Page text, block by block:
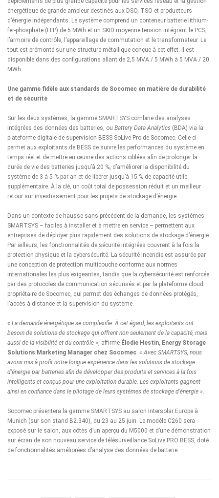
énergétique de grande ampleur destinés aux DSO, TSO et producteurs
d’énergie indépendants. Le système comprend un conteneur batterie lithium-
fer-phosphate (LFP) de 5 MWh et un SKID moyenne tension intégrant le PCS,
l’armoire de contrôle, l’appareillage de commutation et le transformateur. Le
tout est prémonté sur une structure métallique conçue à cet effet. Il est
disponible dans des configurations allant de 2,5 MVA / 5 MWh à 5 MVA / 20
MWh.
Une gamme fidèle aux standards de Socomec en matière de durabilité
et de sécurité
Sur les deux systèmes, la gamme SMARTSYS combine des analyses
intégrées des données des batteries, ou Battery Data Analytics (BDA) via la
plateforme digitale de supervision BESS SoLive Pro de Socomec. Celle-ci
permet aux exploitants de BESS de suivre les performances du système en
temps réel et de mettre en œuvre des actions ciblées afin de prolonger la
durée de vie des batteries jusqu’à 20 %, d’améliorer la disponibilité du
système de 3 à 5 % par an et de libérer jusqu’à 15 % de capacité utile
supplémentaire. À la clé, un coût total de possession réduit et un meilleur
retour sur investissement pour les projets de stockage d’énergie.
Dans un contexte de hausse sans précédent de la demande, les systèmes
SMARTSYS – faciles à installer et à mettre en service – permettent aux
entreprises de déployer plus rapidement des solutions de stockage d’énergie.
Par ailleurs, les fonctionnalités de sécurité intégrées couvrent à la fois la
protection physique et la cybersécurité. La sécurité incendie est assurée par
une conception de protection multicouche conforme aux normes
internationales les plus exigeantes, tandis que la cybersécurité est renforcée
par des protocoles de communication sécurisés et par la plateforme cloud
propriétaire de Socomec, qui permet des échanges de données protégés,
l’accès à distance et la supervision du système.
« La demande énergétique se complexifie. À cet égard, les exploitants ont
besoin de solutions de stockage qui offrent non seulement de la capacité, mais
aussi de la visibilité et du contrôle », affirme Élodie Hestin, Energy Storage
Solutions Marketing Manager chez Socomec. «Avec SMARTSYS, nous
avons mis à profit notre longue expérience dans les solutions de stockage
d’énergie par batteries afin de développer des produits et services à la fois
intelligents et conçus pour une exploitation durable. Les exploitants gagnent
ainsi en confiance dans le pilotage de leurs systèmes de stockage d’énergie ».
Socomec présentera la gamme SMARTSYS au salon Intersolar Europe à
Munich (sur son stand B2.340), du 23 au 25 juin. Le modèle C260 sera
exposé sur le salon, aux côtés d’un aperçu du M5000 et d’une démonstration
sur écran de son nouveau service de télésurveillance SoLive PRO BESS, doté
de fonctionnalités améliorées d’analyse des données de batterie.